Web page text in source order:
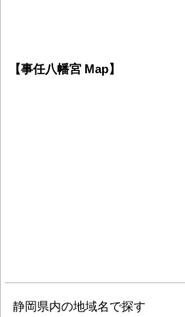
【事任八幡宮 Map】
静岡県内の地域名で探す